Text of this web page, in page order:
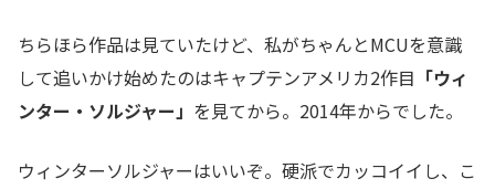
ちらほら作品は見ていたけど、私がちゃんとMCUを意識
して追いかけ始めたのはキャプテンアメリカ2作目 「ウィ
ンター・ソルジャー」 を見てから。2014年からでした。
ウィンターソルジャーはいいぞ。硬派でカッコイイし、こ